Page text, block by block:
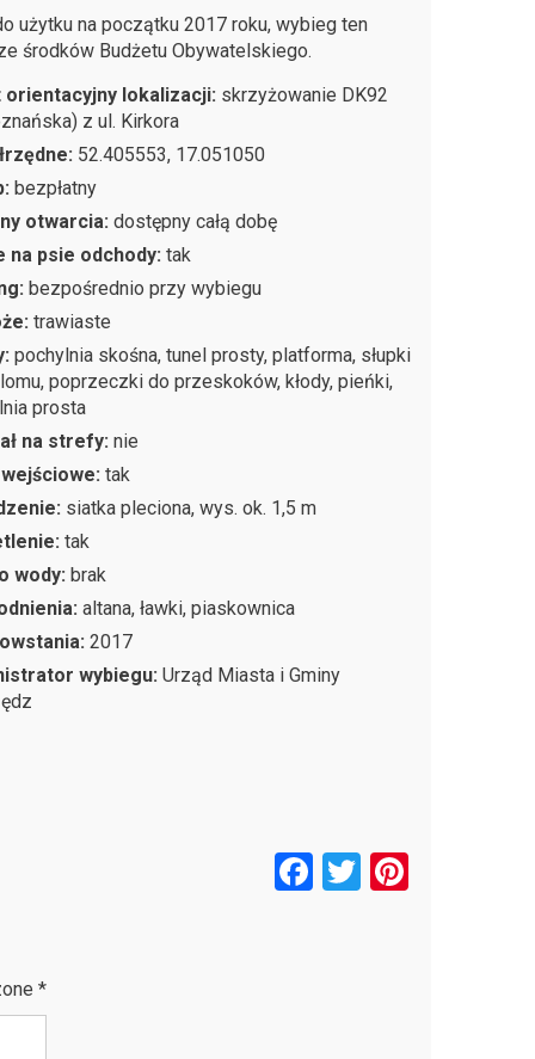
użytku na początku 2017 roku, wybieg ten
środków Budżetu Obywatelskiego.
orientacyjny lokalizacji: skrzyżowanie DK92
z ul. Kirkora
52.405553, 17.051050
bezpłatny
otwarcia:dostępny całą dobę
na psie odchody:tak
bezpośrednio przy wybiegu
trawiaste
pochylnia skośna, tunel prosty, platforma, słupki
poprzeczki do przeskoków, kłody, pieńki,
prosta
na strefy:nie
wejściowe:tak
siatka pleciona, wys. ok. 1,5 m
tak
wody:brak
altana, ławki, piaskownica
2017
wybiegu:Urząd Miasta i Gminy
F T
*